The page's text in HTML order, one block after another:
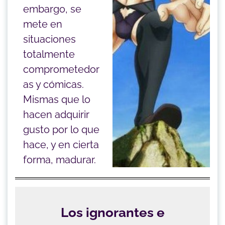
embargo, se
mete en
situaciones
totalmente
comprometedor
as y cómicas.
Mismas que lo
hacen adquirir
gusto por lo que
hace, y en cierta
forma, madurar.
Los ignorantes e